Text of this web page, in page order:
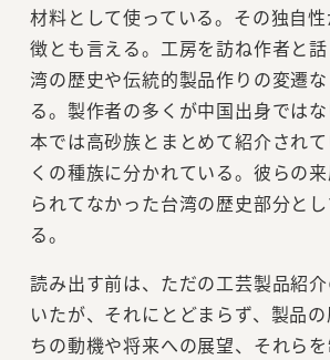
材料として使っている。その独自
徴とも言える。工房を訪ね作者と
湾の歴史や伝統的製品作りの変遷
る。製作者の多くが中国出身では
本では高砂族とまとめて紹介され
くの種族に分かれている。彼らの
られてなかった台湾の歴史部分と
る。
読み出す前は、ただの工芸製品紹
いたが、それにとどまらず、製品
ちの動機や将来への展望、それら